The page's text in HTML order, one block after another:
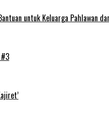
untuk Keluarga Pahlawan